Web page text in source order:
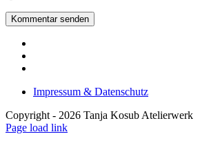
Impressum & Datenschutz
Copyright - 2026 Tanja Kosub Atelierwerk
Page load link